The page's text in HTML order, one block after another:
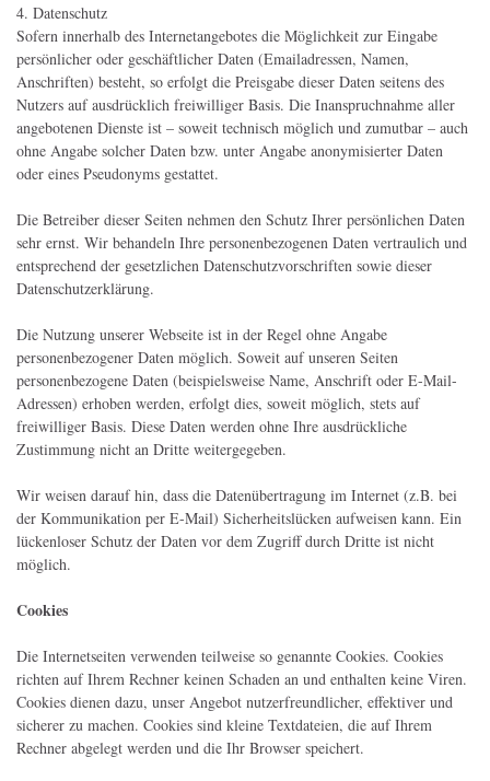
4. Datenschutz
Sofern innerhalb des Internetangebotes die Möglichkeit zur Eingabe
persönlicher oder geschäftlicher Daten (Emailadressen, Namen,
Anschriften) besteht, so erfolgt die Preisgabe dieser Daten seitens des
Nutzers auf ausdrücklich freiwilliger Basis. Die Inanspruchnahme aller
angebotenen Dienste ist – soweit technisch möglich und zumutbar – auch
ohne Angabe solcher Daten bzw. unter Angabe anonymisierter Daten
oder eines Pseudonyms gestattet.
Die Betreiber dieser Seiten nehmen den Schutz Ihrer persönlichen Daten
sehr ernst. Wir behandeln Ihre personenbezogenen Daten vertraulich und
entsprechend der gesetzlichen Datenschutzvorschriften sowie dieser
Datenschutzerklärung.
Die Nutzung unserer Webseite ist in der Regel ohne Angabe
personenbezogener Daten möglich. Soweit auf unseren Seiten
personenbezogene Daten (beispielsweise Name, Anschrift oder E-Mail-
Adressen) erhoben werden, erfolgt dies, soweit möglich, stets auf
freiwilliger Basis. Diese Daten werden ohne Ihre ausdrückliche
Zustimmung nicht an Dritte weitergegeben.
Wir weisen darauf hin, dass die Datenübertragung im Internet (z.B. bei
der Kommunikation per E-Mail) Sicherheitslücken aufweisen kann. Ein
lückenloser Schutz der Daten vor dem Zugriff durch Dritte ist nicht
möglich.
Cookies
Die Internetseiten verwenden teilweise so genannte Cookies. Cookies
richten auf Ihrem Rechner keinen Schaden an und enthalten keine Viren.
Cookies dienen dazu, unser Angebot nutzerfreundlicher, effektiver und
sicherer zu machen. Cookies sind kleine Textdateien, die auf Ihrem
Rechner abgelegt werden und die Ihr Browser speichert.